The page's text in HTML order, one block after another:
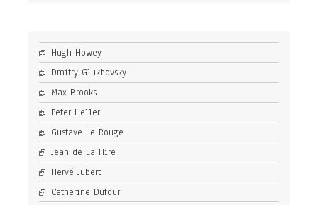
Hugh Howey
Dmitry Glukhovsky
Max Brooks
Peter Heller
Gustave Le Rouge
Jean de La Hire
Hervé Jubert
Catherine Dufour